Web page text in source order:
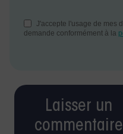
Laisser un
commentaire